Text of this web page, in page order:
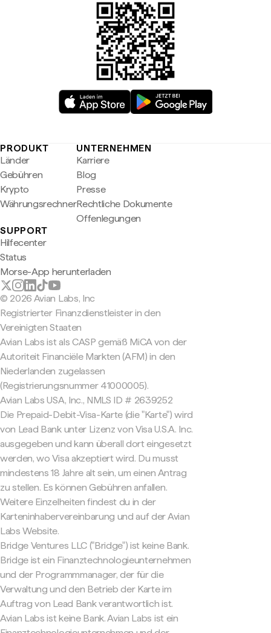
PRODUKT
Länder
Gebühren
Krypto
Währungsrechner
UNTERNEHMEN
Karriere
Blog
Presse
Rechtliche Dokumente
Offenlegungen
SUPPORT
Hilfecenter
Status
Morse-App herunterladen
© 2026 Avian Labs, Inc
Registrierter Finanzdienstleister in den
Vereinigten Staaten
Avian Labs ist als CASP gemäß MiCA von der
Autoriteit Financiële Markten (AFM) in den
Niederlanden zugelassen
(Registrierungsnummer 41000005).
Avian Labs USA, Inc., NMLS ID # 2639252
Die Prepaid-Debit-Visa-Karte (die "Karte") wird
von Lead Bank unter Lizenz von Visa U.S.A. Inc.
ausgegeben und kann überall dort eingesetzt
werden, wo Visa akzeptiert wird. Du musst
mindestens 18 Jahre alt sein, um einen Antrag
zu stellen. Es können Gebühren anfallen.
Weitere Einzelheiten findest du in der
Karteninhabervereinbarung und auf der Avian
Labs Website.
Bridge Ventures LLC ("Bridge") ist keine Bank.
Bridge ist ein Finanztechnologieunternehmen
und der Programmmanager, der für die
Verwaltung und den Betrieb der Karte im
Auftrag von Lead Bank verantwortlich ist.
Avian Labs ist keine Bank. Avian Labs ist ein